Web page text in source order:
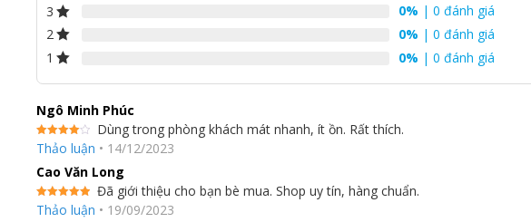
3
0% | 0 đánh giá
2
0% | 0 đánh giá
1
0% | 0 đánh giá
Ngô Minh Phúc
Được
xếp hạng
Dùng trong phòng khách mát nhanh, ít ồn. Rất thích.
Thảo luận • 14/12/2023
Cao Văn Long
Được xếp
hạng5 5
Đã giới thiệu cho bạn bè mua. Shop uy tín, hàng chuẩn.
Thảo luận • 19/09/2023